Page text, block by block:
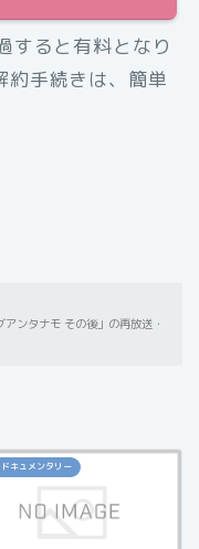
すると有料となり
約手続きは、簡単
ンタナモ その後」の再放送・
キュメンタリー